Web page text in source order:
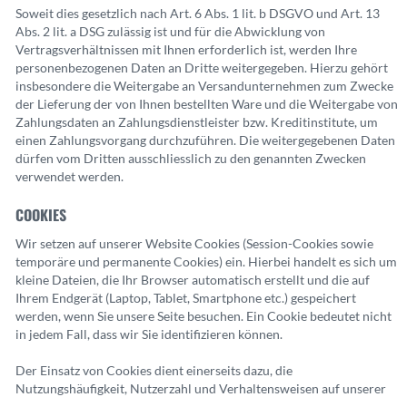
Soweit dies gesetzlich nach Art. 6 Abs. 1 lit. b DSGVO und Art. 13
Abs. 2 lit. a DSG zulässig ist und für die Abwicklung von
Vertragsverhältnissen mit Ihnen erforderlich ist, werden Ihre
personenbezogenen Daten an Dritte weitergegeben. Hierzu gehört
insbesondere die Weitergabe an Versandunternehmen zum Zwecke
der Lieferung der von Ihnen bestellten Ware und die Weitergabe von
Zahlungsdaten an Zahlungsdienstleister bzw. Kreditinstitute, um
einen Zahlungsvorgang durchzuführen. Die weitergegebenen Daten
dürfen vom Dritten ausschliesslich zu den genannten Zwecken
verwendet werden.
COOKIES
Wir setzen auf unserer Website Cookies (Session-Cookies sowie
temporäre und permanente Cookies) ein. Hierbei handelt es sich um
kleine Dateien, die Ihr Browser automatisch erstellt und die auf
Ihrem Endgerät (Laptop, Tablet, Smartphone etc.) gespeichert
werden, wenn Sie unsere Seite besuchen. Ein Cookie bedeutet nicht
in jedem Fall, dass wir Sie identifizieren können.
Der Einsatz von Cookies dient einerseits dazu, die
Nutzungshäufigkeit, Nutzerzahl und Verhaltensweisen auf unserer